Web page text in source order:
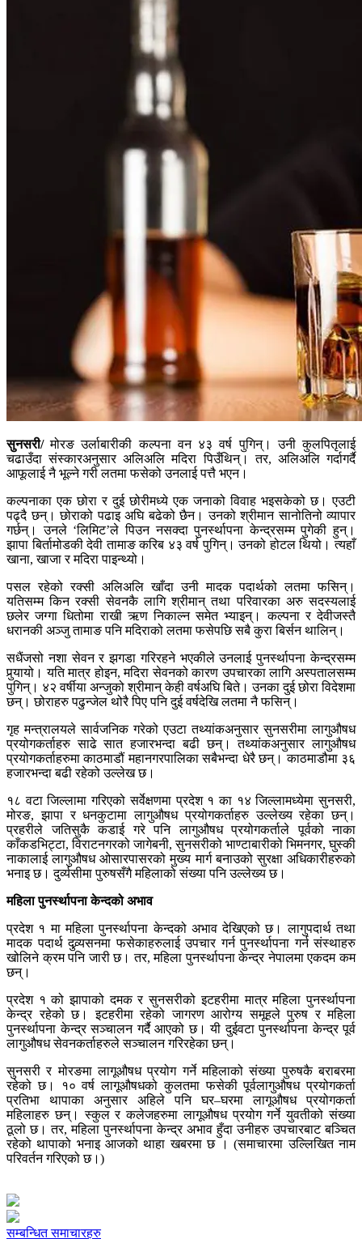
सुनसरी/मोरङ उर्लाबारीकी कल्पना वन ४३ वर्ष पुगिन्। उनी कुलपितृलाई
चढाउँदा संस्कारअनुसार अलिअलि मदिरा पिउँथिन्। तर, अलिअलि गर्दागर्दै
आफूलाई नै भूल्ने गरी लतमा फसेको उनलाई पत्तै भएन।
कल्पनाका एक छोरा र दुई छोरीमध्ये एक जनाको विवाह भइसकेको छ। एउटी
पढ्दै छन्। छोराको पढाइ अघि बढेको छैन। उनको श्रीमान सानोतिनो व्यापार
गर्छन्। उनले ‘लिमिट’ले पिउन नसक्दा पुनर्स्थापना केन्द्रसम्म पुगेकी हुन्।
झापा बिर्तामोडकी देवी तामाङ करिब ४३ वर्ष पुगिन्। उनको होटल थियो। त्यहाँ
खाना, खाजा र मदिरा पाइन्थ्यो।
पसल रहेको रक्सी अलिअलि खाँदा उनी मादक पदार्थको लतमा फसिन्।
यतिसम्म किन रक्सी सेवनकै लागि श्रीमान् तथा परिवारका अरु सदस्यलाई
छलेर जग्गा धितोमा राखी ऋण निकाल्न समेत भ्याइन्। कल्पना र देवीजस्तै
धरानकी अञ्जु तामाङ पनि मदिराको लतमा फसेपछि सबै कुरा बिर्सन थालिन्।
सधैंजसो नशा सेवन र झगडा गरिरहने भएकीले उनलाई पुनर्स्थापना केन्द्रसम्म
पुर्‍यायो। यति मात्र होइन, मदिरा सेवनको कारण उपचारका लागि अस्पतालसम्म
पुगिन्। ४२ वर्षीया अन्जुको श्रीमान् केही वर्षअघि बिते। उनका दुई छोरा विदेशमा
छन्। छोराहरु पढुन्जेल थोरै पिए पनि दुई वर्षदेखि लतमा नै फसिन्।
गृह मन्त्रालयले सार्वजनिक गरेको एउटा तथ्यांकअनुसार सुनसरीमा लागुऔषध
प्रयोगकर्ताहरु साढे सात हजारभन्दा बढी छन्। तथ्यांकअनुसार लागुऔषध
प्रयोगकर्ताहरुमा काठमाडौं महानगरपालिका सबैभन्दा धेरै छन्। काठमाडौमा ३६
हजारभन्दा बढी रहेको उल्लेख छ।
१८ वटा जिल्लामा गरिएको सर्वेक्षणमा प्रदेश १ का १४ जिल्लामध्येमा सुनसरी,
मोरङ, झापा र धनकुटामा लागुऔषध प्रयोगकर्ताहरु उल्लेख्य रहेका छन्।
प्रहरीले जतिसुकै कडाई गरे पनि लागुऔषध प्रयोगकर्ताले पूर्वको नाका
काँकडभिट्टा, विराटनगरको जागेबनी, सुनसरीको भाण्टाबारीको भिमनगर, घुस्की
नाकालाई लागुऔषध ओसारपासरको मुख्य मार्ग बनाउको सुरक्षा अधिकारीहरुको
भनाइ छ। दुर्व्यसीमा पुरुषसँगै महिलाको संख्या पनि उल्लेख्य छ।
महिला पुनर्स्थापना केन्दको अभाव
प्रदेश १ मा महिला पुनर्स्थापना केन्दको अभाव देखिएको छ। लागुपदार्थ तथा
मादक पदार्थ दुव्र्यसनमा फसेकाहरुलाई उपचार गर्न पुनर्स्थापना गर्न संस्थाहरु
खोलिने क्रम पनि जारी छ। तर, महिला पुनर्स्थापना केन्द्र नेपालमा एकदम कम
छन्।
प्रदेश १ को झापाको दमक र सुनसरीको इटहरीमा मात्र महिला पुनर्स्थापना
केन्द्र रहेको छ। इटहरीमा रहेको जागरण आरोग्य समूहले पुरुष र महिला
पुनर्स्थापना केन्द्र सञ्चालन गर्दै आएको छ। यी दुईवटा पुनर्स्थापना केन्द्र पूर्व
लागुऔषध सेवनकर्ताहरुले सञ्चालन गरिरहेका छन्।
सुनसरी र मोरङमा लागूऔषध प्रयोग गर्ने महिलाको संख्या पुरुषकै बराबरमा
रहेको छ। १० वर्ष लागूऔषधको कुलतमा फसेकी पूर्वलागुऔषध प्रयोगकर्ता
प्रतिभा थापाका अनुसार अहिले पनि घर–घरमा लागूऔषध प्रयोगकर्ता
महिलाहरु छन्। स्कुल र कलेजहरुमा लागूऔषध प्रयोग गर्ने युवतीको संख्या
ठूलो छ। तर, महिला पुनर्स्थापना केन्द्र अभाव हुँदा उनीहरु उपचारबाट बञ्चित
रहेको थापाको भनाइ आजको थाहा खबरमा छ । (समाचारमा उल्लिखित नाम
परिवर्तन गरिएको छ।)
सम्बन्धित समाचारहरु